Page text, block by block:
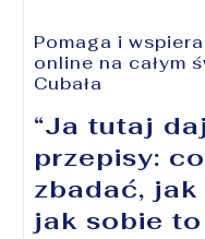
Pomaga i
online na całym
Cubała
“Ja tutaj
przepisy:
zbadać,
jak sobie